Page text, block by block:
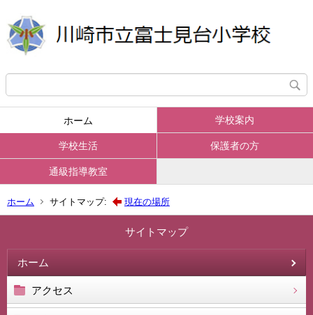
ホーム 学校案内
学校生活 保護者の方
通級指導教室
ホーム サイトマップ: 現在の場所
サイトマップ
ホーム
アクセス